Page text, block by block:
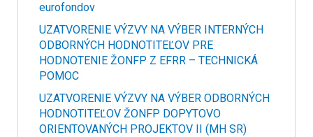
eurofondov
UZATVORENIE VÝZVY NA VÝBER INTERNÝCH
ODBORNÝCH HODNOTITEĽOV PRE
HODNOTENIE ŽONFP Z EFRR – TECHNICKÁ
POMOC
UZATVORENIE VÝZVY NA VÝBER ODBORNÝCH
HODNOTITEĽOV ŽONFP DOPYTOVO
ORIENTOVANÝCH PROJEKTOV II (MH SR)